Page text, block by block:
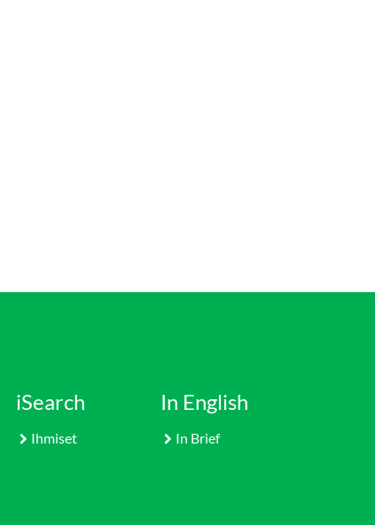
iSearch
Ihmiset
In English
In Brief